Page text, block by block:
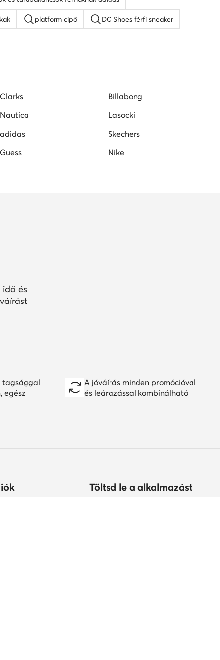
platform cipő DC Shoes férfi sneaker
Clarks
Billabong
Nautica
Lasocki
adidas
Skechers
Guess Nike
idő és
tagsággal
egész
A jóváírás minden promócióval
és leárazással kombinálható
Töltsd le a alkalmazást